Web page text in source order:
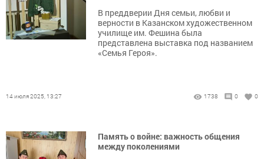
В преддверии Дня семьи, любви и
верности в Казанском художественном
училище им. Фешина была
представлена выставка под названием
«Семья Героя».
14 июля 2025, 13:27 1738 0 0
Память о войне: важность общения
между поколениями